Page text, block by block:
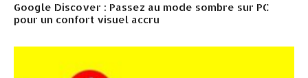
Google Discover : Passez au mode sombre sur PC
pour un confort visuel accru